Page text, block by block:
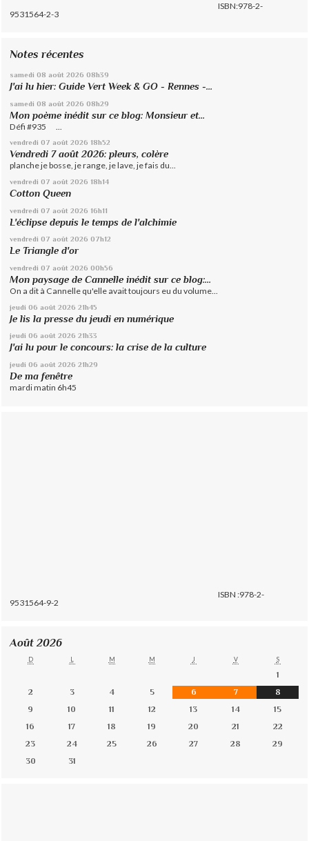
ISBN:978-2-
9531564-2-3
Notes récentes
samedi 08 août 2026 08h39
J'ai lu hier: Guide Vert Week & GO - Rennes -...
samedi 08 août 2026 08h29
Mon poème inédit sur ce blog: Monsieur et...
Défi #935 ...
vendredi 07 août 2026 18h52
Vendredi 7 août 2026: pleurs, colère
planche je bosse, je range, je lave, je fais du...
vendredi 07 août 2026 18h14
Cotton Queen
vendredi 07 août 2026 16h11
L'éclipse depuis le temps de l'alchimie
vendredi 07 août 2026 07h12
Le Triangle d'or
vendredi 07 août 2026 00h56
Mon paysage de Cannelle inédit sur ce blog:...
On a dit à Cannelle qu'elle avait toujours eu du volume...
jeudi 06 août 2026 21h45
Je lis la presse du jeudi en numérique
jeudi 06 août 2026 21h33
J'ai lu pour le concours: la crise de la culture
jeudi 06 août 2026 21h29
De ma fenêtre
mardi matin 6h45
ISBN :978-2-
9531564-9-2
Août 2026
D L M M J V S
1
2
3 4 5 6 7
8
9
10 11 12 13 14
15
16
17 18 19 20 21
22
23
24 25 26 27 28
29
30
31